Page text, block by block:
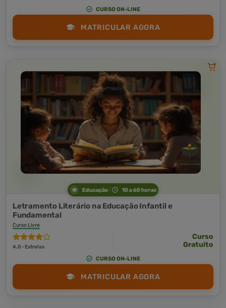
CURSO ON-LINE
MATRICULAR AGORA
Educação 10 a 60 horas
Letramento Literário na Educação Infantil e
Fundamental
Curso Livre
4,0 · Estrelas
Curso
Gratuito
CURSO ON-LINE
MATRICULAR AGORA